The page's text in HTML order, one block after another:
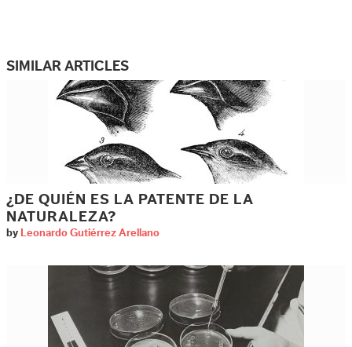
SIMILAR ARTICLES
¿DE QUIÉN ES LA PATENTE DE LA
NATURALEZA?
by Leonardo Gutiérrez Arellano